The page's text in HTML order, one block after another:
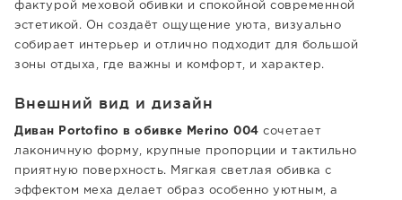
фактурой меховой обивки и спокойной современной
эстетикой. Он создаёт ощущение уюта, визуально
собирает интерьер и отлично подходит для большой
зоны отдыха, где важны и комфорт, и характер.
Внешний вид и дизайн
Диван Portofino в обивке Merino 004 сочетает
лаконичную форму, крупные пропорции и тактильно
приятную поверхность. Мягкая светлая обивка с
эффектом меха делает образ особенно уютным, а